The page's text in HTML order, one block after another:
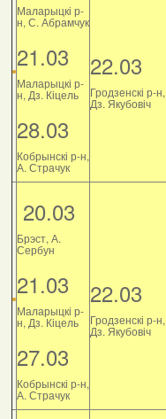
Маларыцкі р-
н, С. Абрамчук
21.03
Маларыцкі р-
н, Дз. Кіцель
28.03
Кобрынскі р-н,
А. Страчук
22.03
Гродзенскі р-н,
Дз. Якубовіч
20.03
Брэст, А.
Сербун
21.03
Маларыцкі р-
н, Дз. Кіцель
27.03
Кобрынскі р-н,
А. Страчук
22.03
Гродзенскі р-н,
Дз. Якубовіч